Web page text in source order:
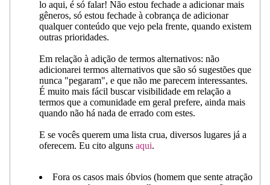
lo aqui, é só falar! Não estou fechade a adicionar mais
gêneros, só estou fechade à cobrança de adicionar
qualquer conteúdo que vejo pela frente, quando existem
outras prioridades.
Em relação à adição de termos alternativos: não
adicionarei termos alternativos que são só sugestões que
nunca "pegaram", e que não me parecem interessantes.
É muito mais fácil buscar visibilidade em relação a
termos que a comunidade em geral prefere, ainda mais
quando não há nada de errado com estes.
E se vocês querem uma lista crua, diversos lugares já a
oferecem. Eu cito alguns aqui.
Fora os casos mais óbvios (homem que sente atração